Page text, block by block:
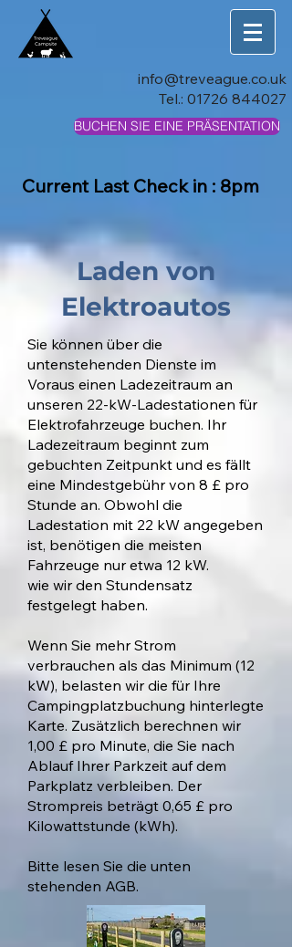
info@treveague.co.uk
Tel.: 01726 844027
BUCHEN SIE EINE PRÄSENTATION
Current Last Check in : 8pm
Laden von
Elektroautos
Sie können über die
untenstehenden Dienste im
Voraus einen Ladezeitraum an
unseren 22-kW-Ladestationen für
Elektrofahrzeuge buchen. Ihr
Ladezeitraum beginnt zum
gebuchten Zeitpunkt und es fällt
eine Mindestgebühr von 8 £ pro
Stunde an. Obwohl die
Ladestation mit 22 kW angegeben
ist, benötigen die meisten
Fahrzeuge nur etwa 12 kW.
wie wir den Stundensatz
festgelegt haben.
Wenn Sie mehr Strom
verbrauchen als das Minimum (12
kW), belasten wir die für Ihre
Campingplatzbuchung hinterlegte
Karte. Zusätzlich berechnen wir
1,00 £ pro Minute, die Sie nach
Ablauf Ihrer Parkzeit auf dem
Parkplatz verbleiben. Der
Strompreis beträgt 0,65 £ pro
Kilowattstunde (kWh).
Bitte lesen Sie die unten
stehenden AGB.